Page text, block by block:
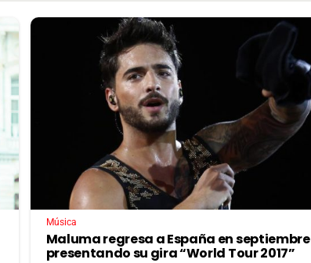
Música
Maluma regresa a España en septiembre
presentando su gira “World Tour 2017”